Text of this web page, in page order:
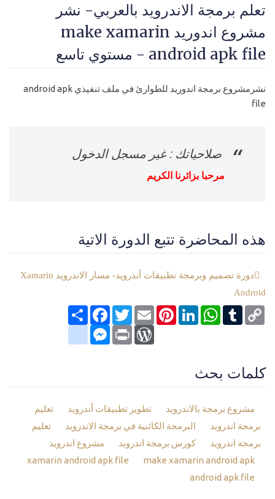
تعلم برمجة الاندرويد بالعربي- نشر
مشروع اندوريد make xamarin
android apk file - مستوي تاسع
نشرمشروع برمجة اندوريد للطوارئ في ملف تنفيذي android apk
file
صلاحياتك : غير مسجل الدخول
مرحبا بزائرنا الكريم
هذه المحاضرة تتبع الدورة الاتية
دورة تصميم وبرمجة تطبيقات أندرويد- مسار الاندرويد Xamarin
Android
انشر
FacebookTwitterEmail
PinterestLinkedIn
WhatsAppTumblr Copy
Link
google_bookmarksMessenger Print
WordPress
كلمات بحث
مشروع برمجة بالاندرويد تطوير تطبيقات أندرويد
تعليم
برمجة اندرويد
البرمجة الكائنية في برمجة الاندرويد
تعليم
برمجة اندرويد
كورس برمجة اندرويد
مشروع اندرويد
xamarin android apk file
make xamarin android apk
android apk file